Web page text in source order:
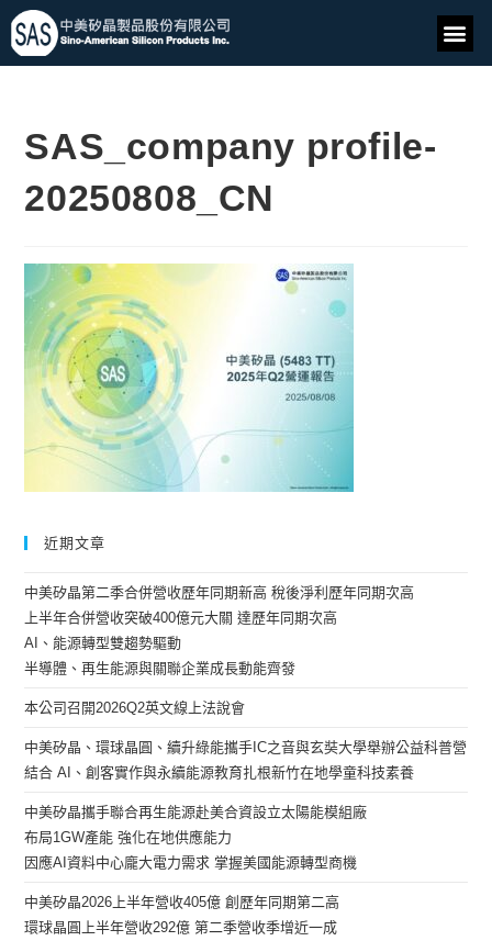
SAS_company profile-
20250808_CN
近期文章
中美矽晶第二季合併營收歷年同期新高 稅後淨利歷年同期次高
上半年合併營收突破400億元大關 達歷年同期次高
AI、能源轉型雙趨勢驅動
半導體、再生能源與關聯企業成長動能齊發
本公司召開2026Q2英文線上法說會
中美矽晶、環球晶圓、續升綠能攜手IC之音與玄奘大學舉辦公益科普營
結合 AI、創客實作與永續能源教育扎根新竹在地學童科技素養
中美矽晶攜手聯合再生能源赴美合資設立太陽能模組廠
布局1GW產能 強化在地供應能力
因應AI資料中心龐大電力需求 掌握美國能源轉型商機
中美矽晶2026上半年營收405億 創歷年同期第二高
環球晶圓上半年營收292億 第二季營收季增近一成